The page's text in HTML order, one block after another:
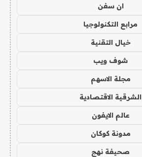
ان سفن
مرابع التكنولوجيا
خيال التقنية
شوف ويب
مجلة الاسهم
الشرقية الاقتصادية
عالم الايفون
مدونة كوكان
صحيفة نهج